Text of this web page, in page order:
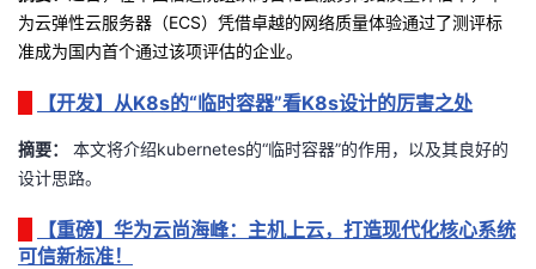
动
关
注
的
开
发
者
我
的
Programs
我
的
支
为云弹性云服务器（ECS）凭借卓越的网络质量体验通过了测评标
准成为国内首个通过该项评估的企业。
【开发】从K8s的“临时容器”看K8s设计的厉害之处
摘要：
本文将介绍kubernetes的“临时容器”的作用，以及其良好的
设计思路。
【重磅】华为云尚海峰：主机上云，打造现代化核心系统
可信新标准！